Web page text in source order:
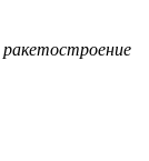
ракетостроение